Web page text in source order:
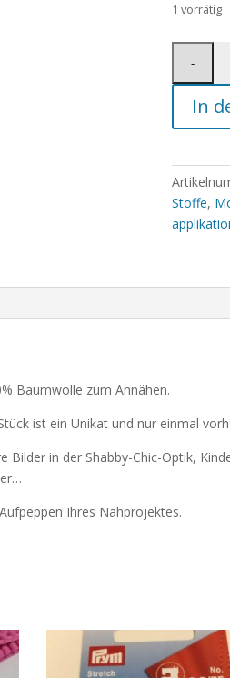
1 vorrätig
In
Stoffe,
Baumwolle zum Annähen.
ist ein Unikat und nur einmal
Bilder in der Shabby-Chic-Optik,
Ihres Nähprojektes.